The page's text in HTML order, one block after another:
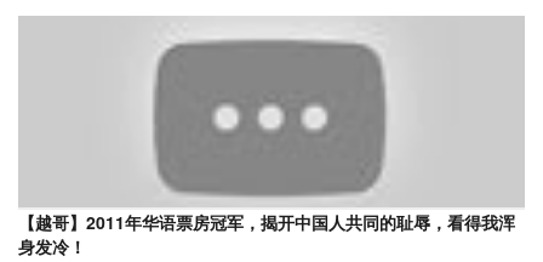
【越哥】2011年华语票房冠军，揭开中国人共同的耻辱，看得我浑
身发冷！